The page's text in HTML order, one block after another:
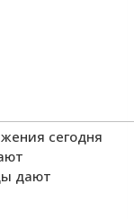
сегодня
дают